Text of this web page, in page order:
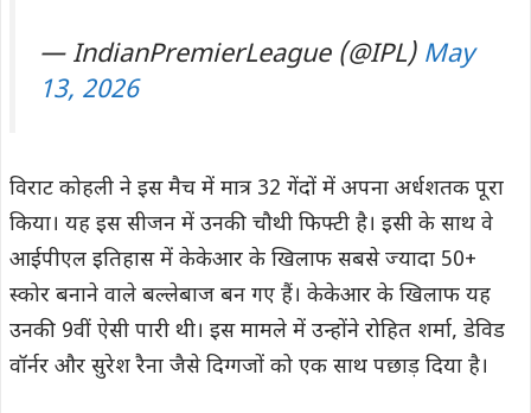
— IndianPremierLeague (@IPL) May
13, 2026
विराट कोहली ने इस मैच में मात्र 32 गेंदों में अपना अर्धशतक पूरा
किया। यह इस सीजन में उनकी चौथी फिफ्टी है। इसी के साथ वे
आईपीएल इतिहास में केकेआर के खिलाफ सबसे ज्यादा 50+
स्कोर बनाने वाले बल्लेबाज बन गए हैं। केकेआर के खिलाफ यह
उनकी 9वीं ऐसी पारी थी। इस मामले में उन्होंने रोहित शर्मा, डेविड
वॉर्नर और सुरेश रैना जैसे दिग्गजों को एक साथ पछाड़ दिया है।